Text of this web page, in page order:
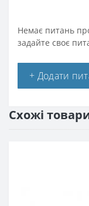
Немає питань
задайте своє
+ Додати
Схожі